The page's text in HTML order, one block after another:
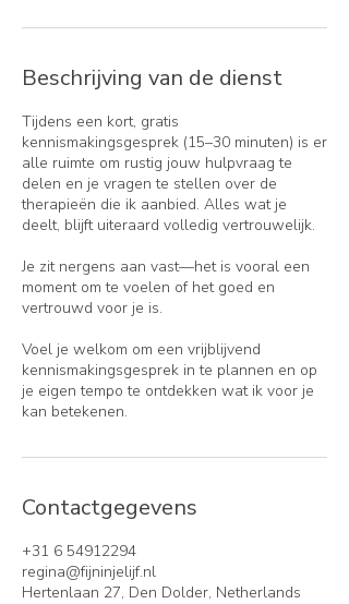
Beschrijving van de dienst
Tijdens een kort, gratis
kennismakingsgesprek (15–30 minuten) is er
alle ruimte om rustig jouw hulpvraag te
delen en je vragen te stellen over de
therapieën die ik aanbied. Alles wat je
deelt, blijft uiteraard volledig vertrouwelijk.
Je zit nergens aan vast—het is vooral een
moment om te voelen of het goed en
vertrouwd voor je is.
Voel je welkom om een vrijblijvend
kennismakingsgesprek in te plannen en op
je eigen tempo te ontdekken wat ik voor je
kan betekenen.
Contactgegevens
+31 6 54912294
regina@fijninjelijf.nl
Hertenlaan 27, Den Dolder, Netherlands